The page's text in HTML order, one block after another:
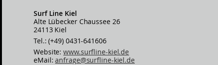
Surf Line Kiel
Alte Lübecker Chaussee 26
24113 Kiel
Tel.: (+49) 0431-641606
Website:www.surfline-kiel.de
eMail:anfrage@surfline-kiel.de